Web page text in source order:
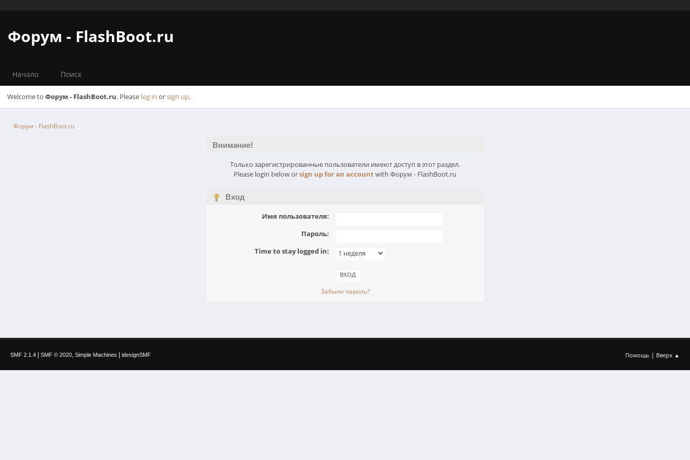
Форум - FlashBoot.ru
Начало Поиск
Welcome to Форум - FlashBoot.ru. Please log in orsign up.
Форум - FlashBoot.ru
Внимание!
Только зарегистрированные пользователи имеют доступ в этот раздел.
Please login below orsign up for an accountwith Форум - FlashBoot.ru
Вход
Имя пользователя:
Пароль:
Time to stay logged in:
Забыли пароль?
Помощь | Вверх ▲
SMF 2.1.4 SMF © 2020, Simple Machines idesignSMF